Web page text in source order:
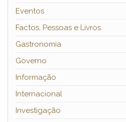
Eventos
Factos, Pessoas e Livros
Gastronomia
Governo
Informação
Internacional
Investigação